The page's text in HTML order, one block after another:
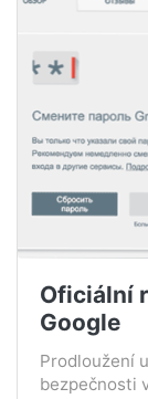
Oficiální
Google
Prodloužení
bezpečnosti